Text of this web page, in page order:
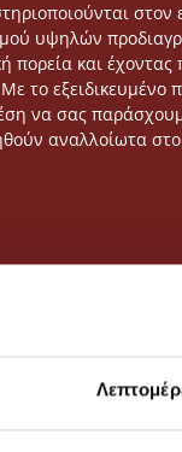
στον
υψηλών
πορεία και έχοντας
το εξειδικευμένο
να σας
αναλλοίωτα
οικολογικά
ίδια
είναι